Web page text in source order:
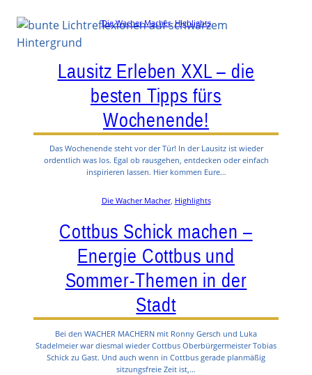
Die Wacher Macher, Highlights
Lausitz Erleben XXL – die
besten Tipps fürs
Wochenende!
Das Wochenende steht vor der Tür! In der Lausitz ist wieder
ordentlich was los. Egal ob rausgehen, entdecken oder einfach
inspirieren lassen. Hier kommen Eure…
Die Wacher Macher, Highlights
Cottbus Schick machen –
Energie Cottbus und
Sommer-Themen in der
Stadt
Bei den WACHER MACHERN mit Ronny Gersch und Luka
Stadelmeier war diesmal wieder Cottbus Oberbürgermeister Tobias
Schick zu Gast. Und auch wenn in Cottbus gerade planmäßig
sitzungsfreie Zeit ist,…